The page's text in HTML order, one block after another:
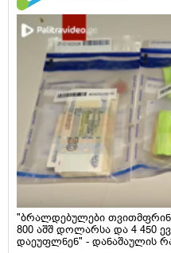
"ბრალდებულები
800 აშშ დოლარსა და 4 450
დაეუფლნენ" - დანაშაულის